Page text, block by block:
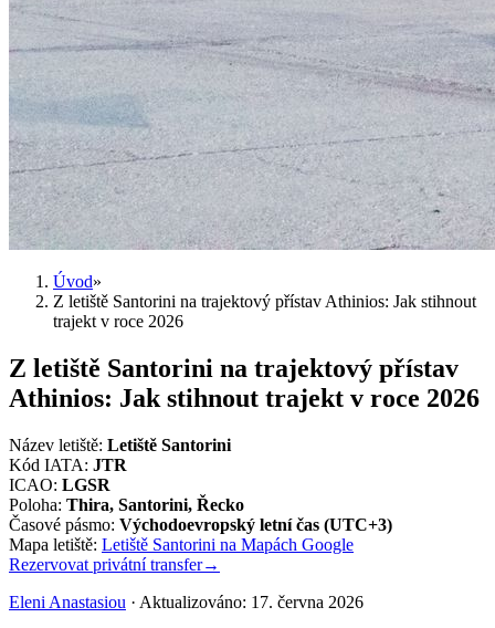
Úvod»
Z letiště Santorini na trajektový přístav Athinios: Jak stihnout
trajekt v roce 2026
Z letiště Santorini na trajektový přístav
Athinios: Jak stihnout trajekt v roce 2026
Název letiště: Letiště Santorini
Kód IATA: JTR
ICAO: LGSR
Poloha: Thira, Santorini, Řecko
Časové pásmo: Východoevropský letní čas (UTC+3)
Mapa letiště: Letiště Santorini na Mapách Google
Rezervovat privátní transfer→
Eleni Anastasiou · Aktualizováno: 17. června 2026